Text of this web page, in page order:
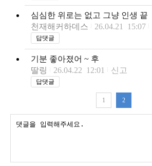
심심한 위로는 없고 그냥 인생 끝
천재해커하데스
26.04.21 15:07
답댓글
기분 좋아졌어 ~ 후
딸링
26.04.22 12:01 신고
답댓글
1 2